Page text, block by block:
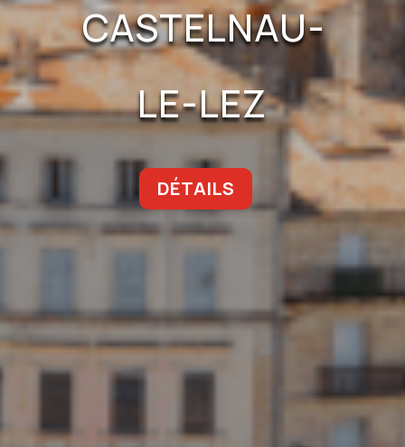
CASTELNAU-
LE-LEZ
DÉTAILS